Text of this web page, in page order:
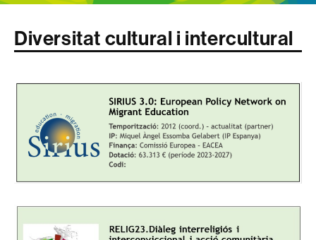
Diversitat cultural i intercultural